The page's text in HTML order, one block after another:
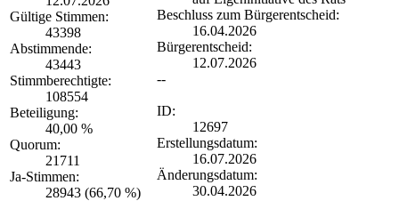
Gültige Stimmen:
43398
Abstimmende:
43443
Stimmberechtigte:
108554
Beteiligung:
40,00 %
Quorum:
21711
Ja-Stimmen:
28943 (66,70 %)
Beschluss zum Bürgerentscheid:
16.04.2026
Bürgerentscheid:
12.07.2026
--
ID:
12697
Erstellungsdatum:
16.07.2026
Änderungsdatum:
30.04.2026